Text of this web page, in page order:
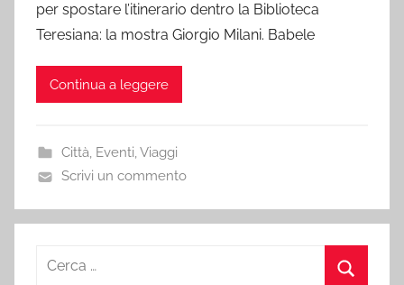
per spostare l’itinerario dentro la Biblioteca
Teresiana: la mostra Giorgio Milani. Babele
Continua a leggere
Città, Eventi,Viaggi
Scrivi un commento
Ricerca